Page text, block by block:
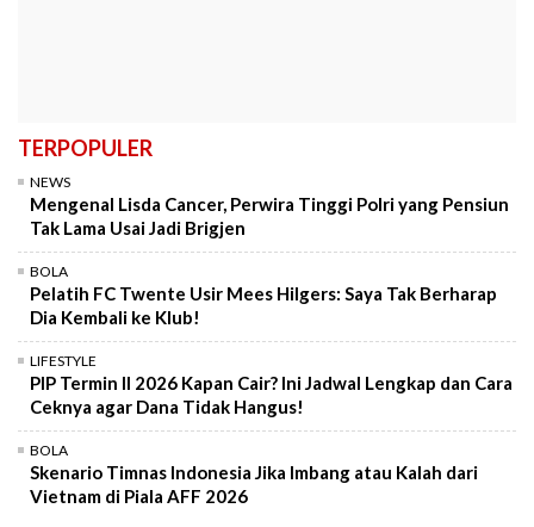
TERPOPULER
NEWS
Mengenal Lisda Cancer, Perwira Tinggi Polri yang Pensiun
Tak Lama Usai Jadi Brigjen
BOLA
Pelatih FC Twente Usir Mees Hilgers: Saya Tak Berharap
Dia Kembali ke Klub!
LIFESTYLE
PIP Termin II 2026 Kapan Cair? Ini Jadwal Lengkap dan Cara
Ceknya agar Dana Tidak Hangus!
BOLA
Skenario Timnas Indonesia Jika Imbang atau Kalah dari
Vietnam di Piala AFF 2026